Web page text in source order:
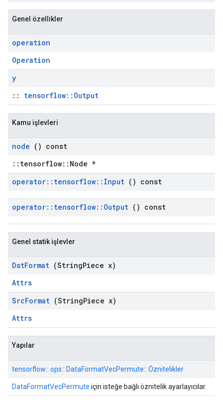
Genel özellikler
operation
Operation
y
:: tensorflow::Output
Kamu işlevleri
node () const
::tensorflow::Node *
operator:: tensorflow:: Input () const
operator:: tensorflow:: Output () const
Genel statik işlevler
DstFormat (StringPiece x)
Attrs
SrcFormat (StringPiece x)
Attrs
Yapılar
tensorflow:: ops:: DataFormatVecPermute:: Öznitelikler
DataFormatVecPermute için isteğe bağlı öznitelik ayarlayıcılar.